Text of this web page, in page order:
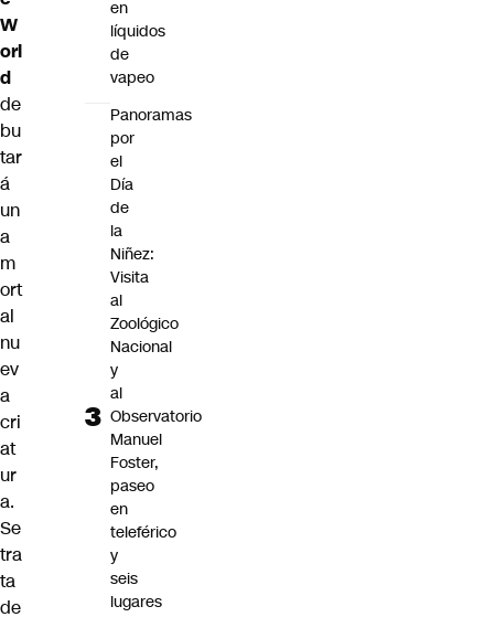
W
orl
d
de
bu
tar
á
un
a
m
ort
al
nu
ev
a
cri
at
ur
a.
Se
tra
ta
de
en
líquidos
de
vapeo
Panoramas
por
el
Día
de
la
Niñez:
Visita
al
Zoológico
Nacional
y
al
Observatorio
Manuel
Foster,
paseo
en
teleférico
y
seis
lugares